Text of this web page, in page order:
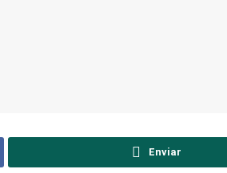
Enviar